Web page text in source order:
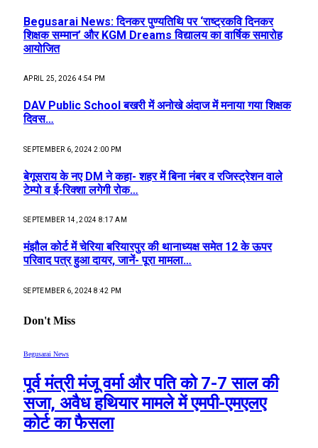
Begusarai News: दिनकर पुण्यतिथि पर ‘राष्ट्रकवि दिनकर
शिक्षक सम्मान’ और KGM Dreams विद्यालय का वार्षिक समारोह
आयोजित
APRIL 25, 2026 4:54 PM
DAV Public School बखरी में अनोखे अंदाज में मनाया गया शिक्षक
दिवस…
SEPTEMBER 6, 2024 2:00 PM
बेगूसराय के नए DM ने कहा- शहर में बिना नंबर व रजिस्ट्रेशन वाले
टेम्पो व ई-रिक्शा लगेगी रोक…
SEPTEMBER 14, 2024 8:17 AM
मंझौल कोर्ट में चेरिया बरियारपुर की थानाध्यक्ष समेत 12 के ऊपर
परिवाद पत्र हुआ दायर, जानें- पूरा मामला…
SEPTEMBER 6, 2024 8:42 PM
Don't Miss
Begusarai News
पूर्व मंत्री मंजू वर्मा और पति को 7-7 साल की
सजा, अवैध हथियार मामले में एमपी-एमएलए
कोर्ट का फैसला